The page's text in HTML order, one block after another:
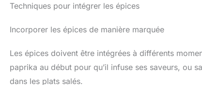
Techniques pour intégrer les épices
Incorporer les épices de manière marquée
Les épices doivent être intégrées à différents
paprika au début pour qu’il infuse ses saveurs, ou
dans les plats salés.